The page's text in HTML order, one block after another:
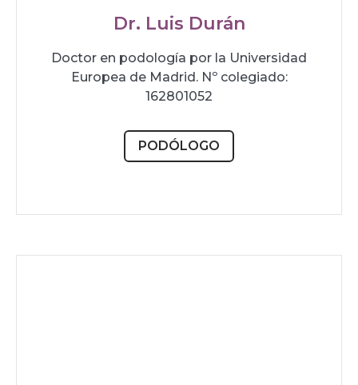
Dr. Luis Durán
Doctor en podología por la Universidad
Europea de Madrid. Nº colegiado:
162801052
PODÓLOGO